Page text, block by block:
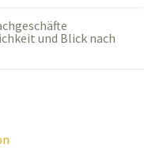
und Blick nach